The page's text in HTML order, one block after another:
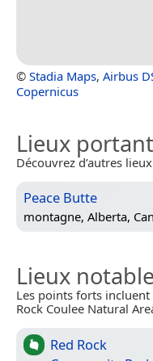
© Stadia Maps, Airbus
Copernicus
Lieux
Découvrez d’autres
Peace Butte
montagne, Alberta,
Lieux
Les points forts incluent
Rock Coulee Natural
Red Rock